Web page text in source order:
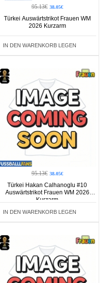
95.13€ 38.05€
Türkei Auswärtstrikot Frauen WM
2026 Kurzarm
IN DEN WARENKORB LEGEN
95.13€ 38.05€
Türkei Hakan Calhanoglu #10
Auswärtstrikot Frauen WM 2026
Kurzarm
IN DEN WARENKORB LEGEN